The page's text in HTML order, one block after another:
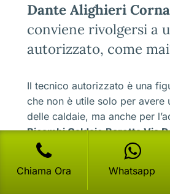
Dante Alighieri
conviene rivolgersi a
autorizzato, come
Il tecnico autorizzato è una
che non è utile solo per avere
delle caldaie, ma anche per
Ricambi Caldaie Baretta Via
Cornate d’Adda
.Mentre un
ricerca da solo, rivolgendosi
facendo ricerche su internet e
Chiama Ora Whatsapp